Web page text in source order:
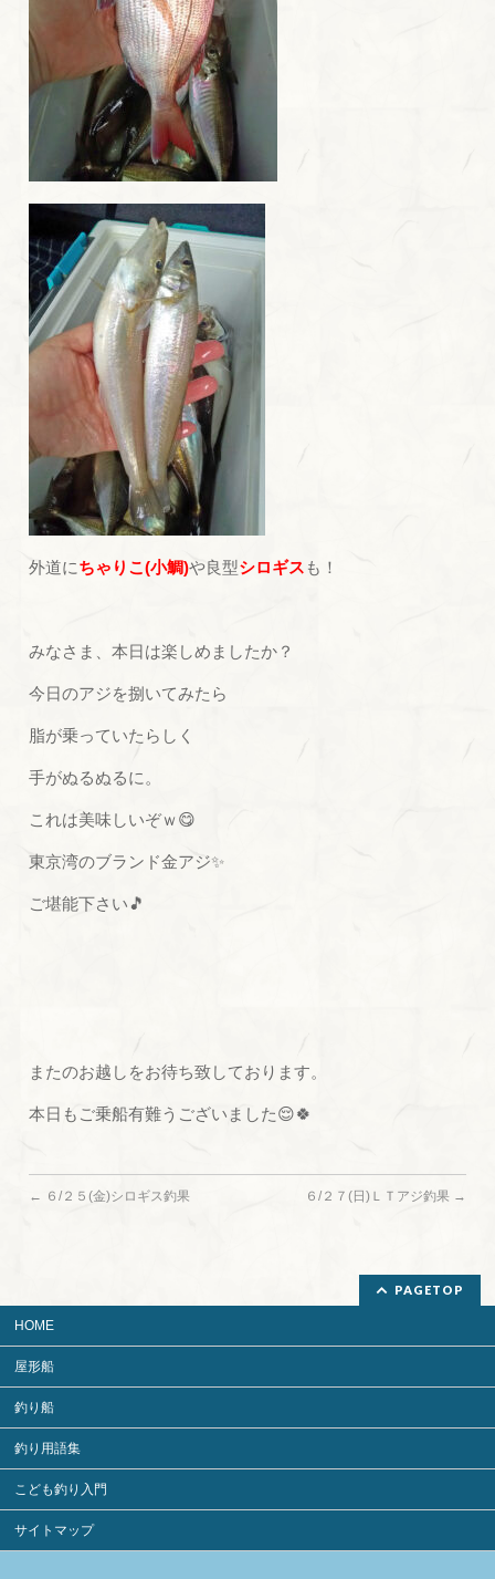
外道にちゃりこ(小鯛)や良型シロギス も！
みなさま、本日は楽しめましたか？
今日のアジを捌いてみたら
脂が乗っていたらしく
手がぬるぬるに。
これは美味しいぞｗ😋
東京湾のブランド金アジ✨
ご堪能下さい🎵
またのお越しをお待ち致しております。
本日もご乗船有難うございました😌🍀
← ６/２５(金)シロギス釣果 ６/２７(日)ＬＴアジ釣果 →
PAGETOP
HOME
屋形船
釣り船
釣り用語集
こども釣り入門
サイトマップ